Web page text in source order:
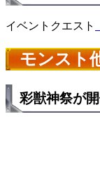
イベントクエスト
モンスト
彩獣神祭が開